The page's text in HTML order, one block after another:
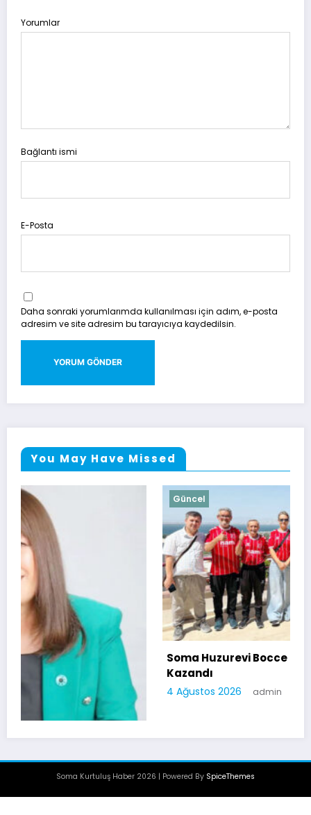
Yorumlar
Bağlantı ismi
E-Posta
Daha sonraki yorumlarımda kullanılması için adım, e-posta
adresim ve site adresim bu tarayıcıya kaydedilsin.
You May Have Missed
Soma Huzurevi Bocce Turnuvasında Dostluk
Kazandı
4 Ağustos 2026 admin
Soma Kurtuluş Haber 2026 | Powered BySpiceThemes